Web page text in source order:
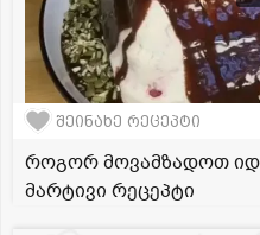
შეინახე რეცეპტი
როგორ მოვამზადოთ
მარტივი რეცეპტი